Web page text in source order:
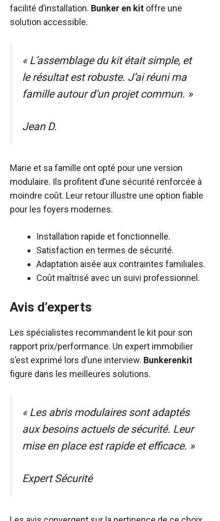
facilité d’installation. Bunker en kit offre une
solution accessible.
« L’assemblage du kit était simple, et
le résultat est robuste. J’ai réuni ma
famille autour d’un projet commun. »
Jean D.
Marie et sa famille ont opté pour une version
modulaire. Ils profitent d’une sécurité renforcée à
moindre coût. Leur retour illustre une option fiable
pour les foyers modernes.
Installation rapide et fonctionnelle.
Satisfaction en termes de sécurité.
Adaptation aisée aux contraintes familiales.
Coût maîtrisé avec un suivi professionnel.
Avis d’experts
Les spécialistes recommandent le kit pour son
rapport prix/performance. Un expert immobilier
s’est exprimé lors d’une interview. Bunkerenkit
figure dans les meilleures solutions.
« Les abris modulaires sont adaptés
aux besoins actuels de sécurité. Leur
mise en place est rapide et efficace. »
Expert Sécurité